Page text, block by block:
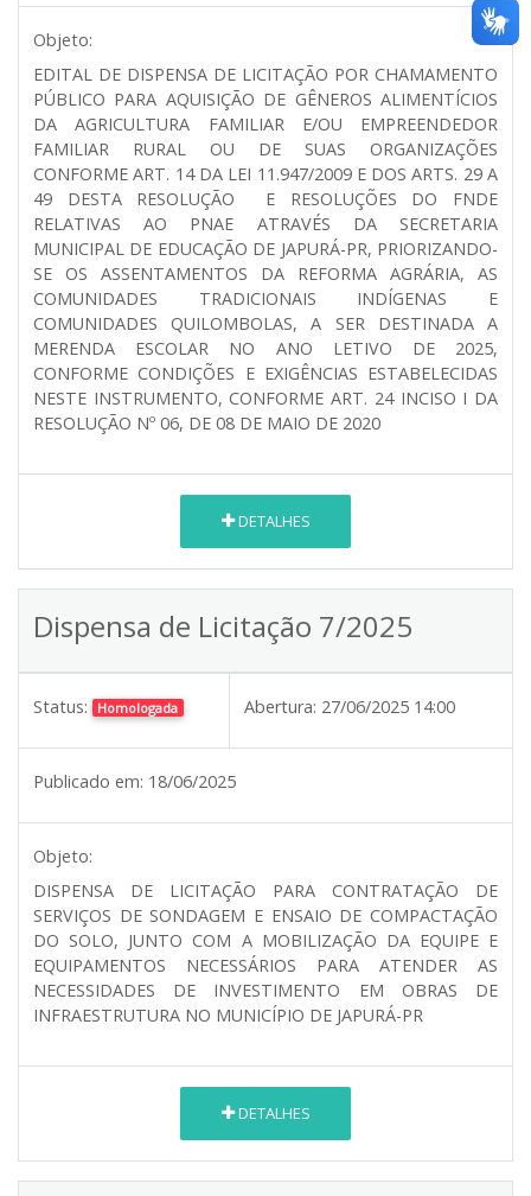
Objeto:
EDITAL DE DISPENSA DE LICITAÇÃO POR CHAMAMENTO
PÚBLICO PARA AQUISIÇÃO DE GÊNEROS ALIMENTÍCIOS
DA AGRICULTURA FAMILIAR E/OU EMPREENDEDOR
FAMILIAR RURAL OU DE SUAS ORGANIZAÇÕES
CONFORME ART. 14 DA LEI 11.947/2009 E DOS ARTS. 29 A
49 DESTA RESOLUÇÃO E RESOLUÇÕES DO FNDE
RELATIVAS AO PNAE ATRAVÉS DA SECRETARIA
MUNICIPAL DE EDUCAÇÃO DE JAPURÁ-PR, PRIORIZANDO-
SE OS ASSENTAMENTOS DA REFORMA AGRÁRIA, AS
COMUNIDADES TRADICIONAIS INDÍGENAS E
COMUNIDADES QUILOMBOLAS, A SER DESTINADA A
MERENDA ESCOLAR NO ANO LETIVO DE 2025,
CONFORME CONDIÇÕES E EXIGÊNCIAS ESTABELECIDAS
NESTE INSTRUMENTO, CONFORME ART. 24 INCISO I DA
RESOLUÇÃO Nº 06, DE 08 DE MAIO DE 2020
DETALHES
Dispensa de Licitação 7/2025
Status: Homologada Abertura: 27/06/2025 14:00
Publicado em: 18/06/2025
Objeto:
DISPENSA DE LICITAÇÃO PARA CONTRATAÇÃO DE
SERVIÇOS DE SONDAGEM E ENSAIO DE COMPACTAÇÃO
DO SOLO, JUNTO COM A MOBILIZAÇÃO DA EQUIPE E
EQUIPAMENTOS NECESSÁRIOS PARA ATENDER AS
NECESSIDADES DE INVESTIMENTO EM OBRAS DE
INFRAESTRUTURA NO MUNICÍPIO DE JAPURÁ-PR
DETALHES